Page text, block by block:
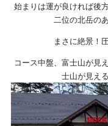
始まりは運が良ければ後
二位の北岳の
まさに絶景！
コース中盤、富士山が見
士山が見え